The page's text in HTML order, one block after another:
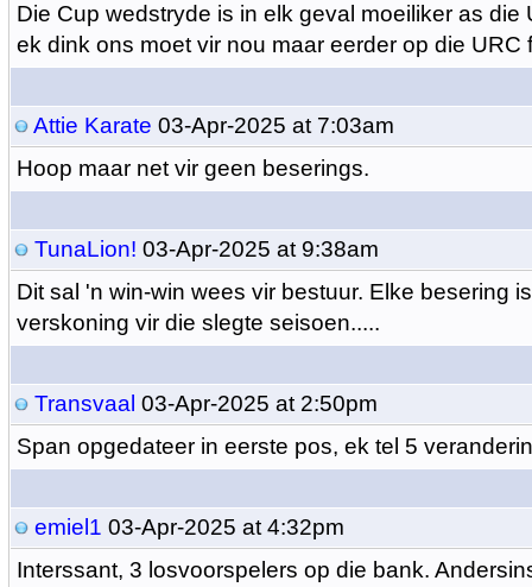
Die Cup wedstryde is in elk geval moeiliker as die
ek dink ons moet vir nou maar eerder op die URC
Attie Karate 03-Apr-2025 at 7:03am
Hoop maar net vir geen beserings.
TunaLion! 03-Apr-2025 at 9:38am
Dit sal 'n win-win wees vir bestuur. Elke besering
verskoning vir die slegte seisoen.....
Transvaal 03-Apr-2025 at 2:50pm
Span opgedateer in eerste pos, ek tel 5
emiel1 03-Apr-2025 at 4:32pm
Interssant, 3 losvoorspelers op die bank.